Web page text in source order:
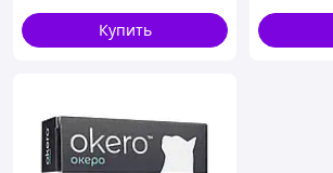
заказ через
корзину
или в
вами для
уточнения
деталей
Купить